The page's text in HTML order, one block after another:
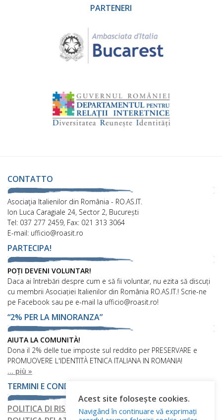
PARTENERI
CONTATTO
Asociaţia Italienilor din România - RO.AS.IT.
Ion Luca Caragiale 24, Sector 2, București
Tel: 037 277 2459, Fax: 021 313 3064
E-mail: ufficio@roasit.ro
PARTECIPA!
POȚI DEVENI VOLUNTAR!
Daca ai întrebări despre cum e să fii voluntar, nu ezita să discuți
cu membrii Asociației Italienilor din România RO.AS.IT.! Scrie-ne
pe Facebook sau pe e-mail la ufficio@roasit.ro!
“2% PER LA MINORANZA”
AIUTA LA COMUNITÀ!
Dona il 2% delle tue imposte sul reddito per PRESERVARE e
PROMUOVERE L'IDENTITÀ ETNICA ITALIANA IN ROMANIA!
... più »
TERMINI E CONDIZIONI
POLITICA DI RISERVATEZZA
Acest site folosește cookies.
Navigând în continuare vă exprimați